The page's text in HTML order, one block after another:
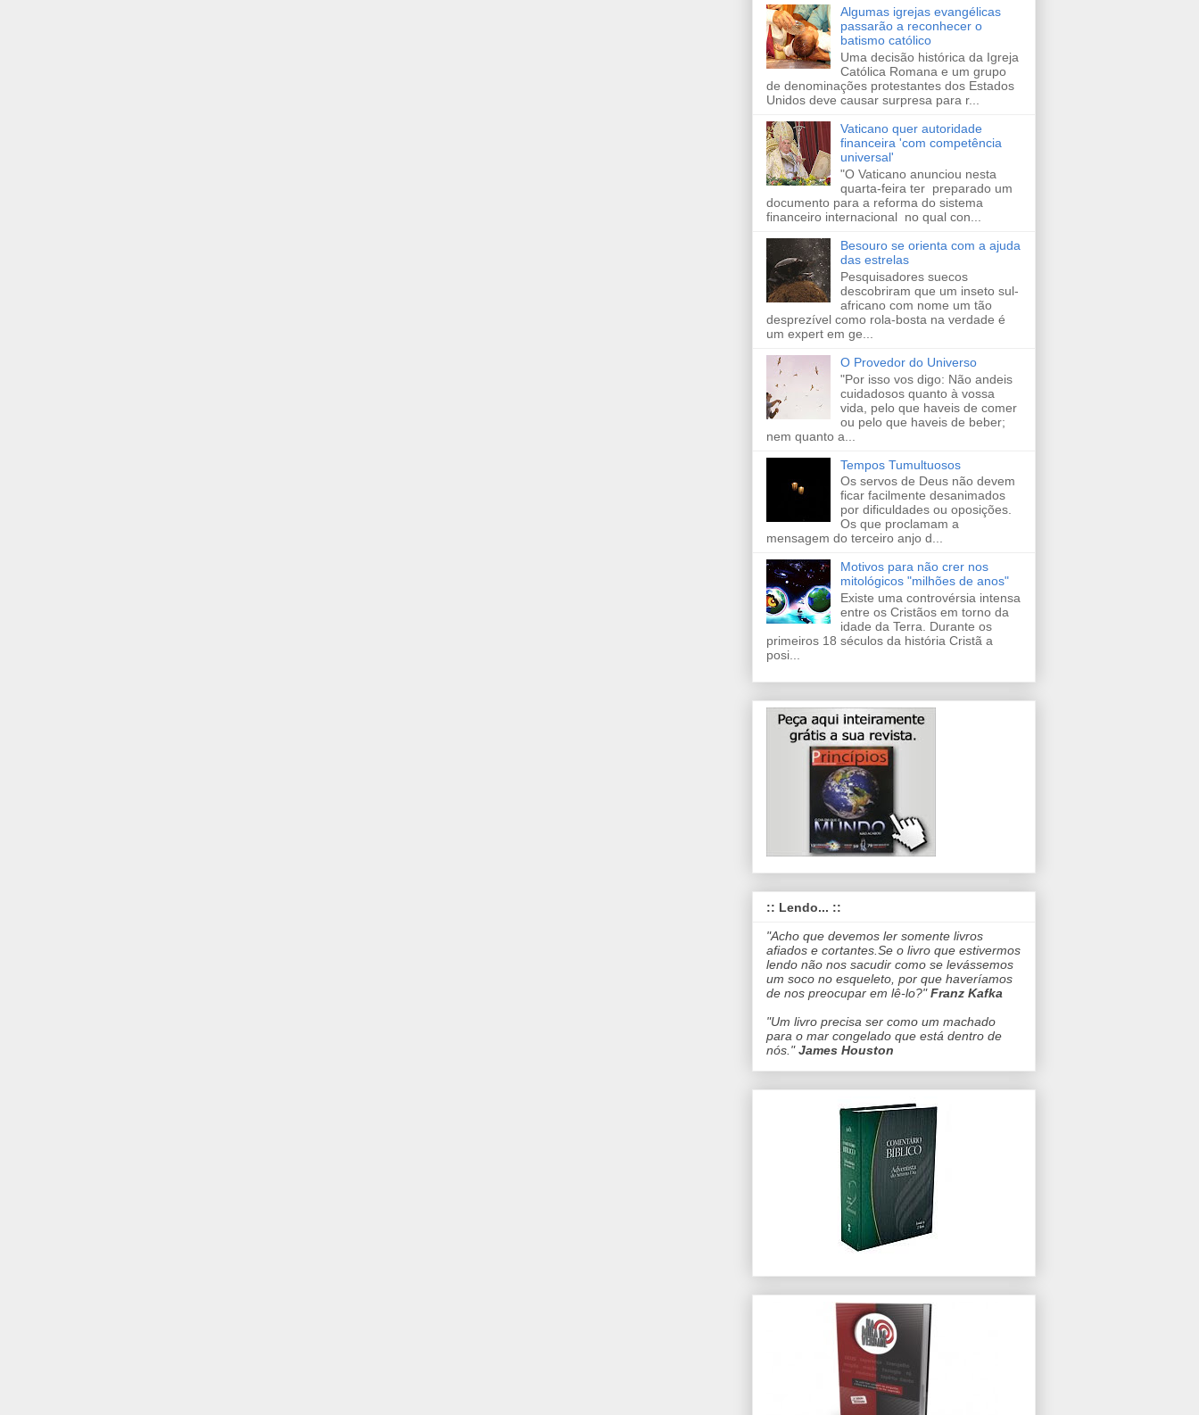
Algumas igrejas evangélicas
passarão a reconhecer o
batismo católico
Uma decisão histórica da Igreja
Católica Romana e um grupo
de denominações protestantes dos Estados
Unidos deve causar surpresa para r...
Vaticano quer autoridade
financeira 'com competência
universal'
"O Vaticano anunciou nesta
quarta-feira ter preparado um
documento para a reforma do sistema
financeiro internacional no qual con...
Besouro se orienta com a ajuda
das estrelas
Pesquisadores suecos
descobriram que um inseto sul-
africano com nome um tão
desprezível como rola-bosta na verdade é
um expert em ge...
O Provedor do Universo
"Por isso vos digo: Não andeis
cuidadosos quanto à vossa
vida, pelo que haveis de comer
ou pelo que haveis de beber;
nem quanto a...
Tempos Tumultuosos
Os servos de Deus não devem
ficar facilmente desanimados
por dificuldades ou oposições.
Os que proclamam a
mensagem do terceiro anjo d...
Motivos para não crer nos
mitológicos "milhões de anos"
Existe uma controvérsia intensa
entre os Cristãos em torno da
idade da Terra. Durante os
primeiros 18 séculos da história Cristã a
posi...
:: Lendo... ::
"Acho que devemos ler somente livros
afiados e cortantes.Se o livro que estivermos
lendo não nos sacudir como se levássemos
um soco no esqueleto, por que haveríamos
de nos preocupar em lê-lo?"Franz Kafka
"Um livro precisa ser como um machado
para o mar congelado que está dentro de
nós."James Houston